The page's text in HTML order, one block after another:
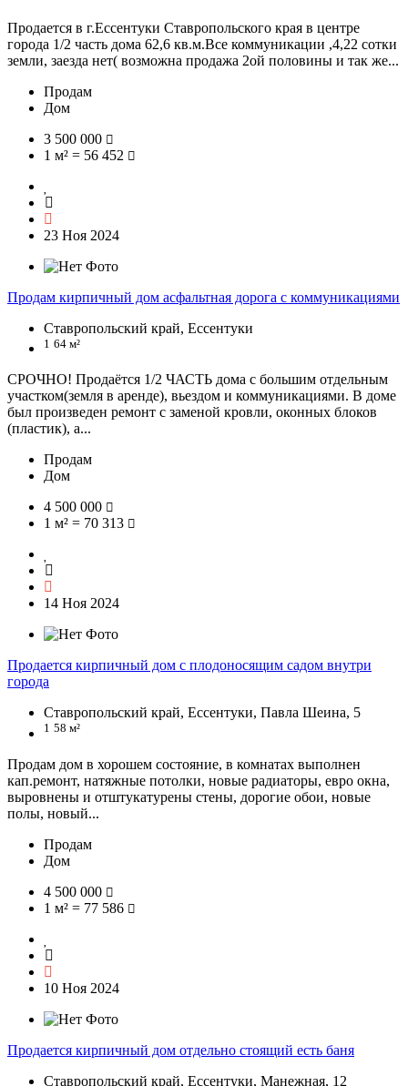
Продается в г.Ессентуки Ставропольского края в центре
города 1/2 часть дома 62,6 кв.м.Все коммуникации ,4,22 сотки
земли, заезда нет( возможна продажа 2ой половины и так же...
Продам
Дом
3 500 000
1 м² = 56 452
23 Ноя 2024
Продам кирпичный дом асфальтная дорога с коммуникациями
Ставропольский край, Ессентуки
1 64 м²
СРОЧНО! Продаётся 1/2 ЧАСТЬ дома с большим отдельным
участком(земля в аренде), вьездом и коммуникациями. В доме
был произведен ремонт с заменой кровли, оконных блоков
(пластик), а...
Продам
Дом
4 500 000
1 м² = 70 313
14 Ноя 2024
Продается кирпичный дом с плодоносящим садом внутри
города
Ставропольский край, Ессентуки, Павла Шеина, 5
1 58 м²
Продам дом в хорошем состояние, в комнатах выполнен
кап.ремонт, натяжные потолки, новые радиаторы, евро окна,
выровнены и отштукатурены стены, дорогие обои, новые
полы, новый...
Продам
Дом
4 500 000
1 м² = 77 586
10 Ноя 2024
Продается кирпичный дом отдельно стоящий есть баня
Ставропольский край, Ессентуки, Манежная, 12